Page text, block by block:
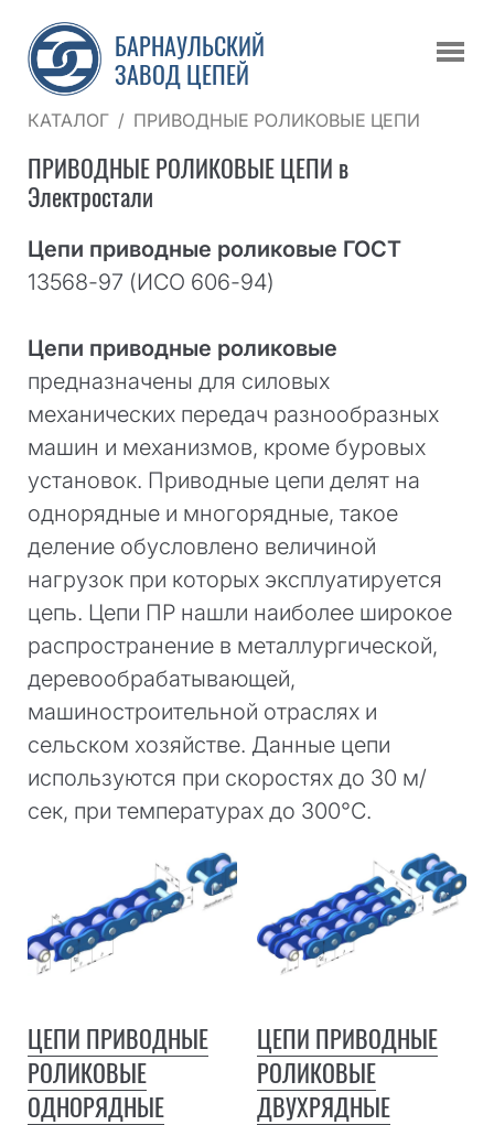
БАРНАУЛЬСКИЙ
ЗАВОД ЦЕПЕЙ
КАТАЛОГ / ПРИВОДНЫЕ РОЛИКОВЫЕ ЦЕПИ
ПРИВОДНЫЕ РОЛИКОВЫЕ ЦЕПИ в
Электростали
Цепи приводные роликовые ГОСТ
13568-97 (ИСО 606-94)
Цепи приводные роликовые
предназначены для силовых
механических передач разнообразных
машин и механизмов, кроме буровых
установок. Приводные цепи делят на
однорядные и многорядные, такое
деление обусловлено величиной
нагрузок при которых эксплуатируется
цепь. Цепи ПР нашли наиболее широкое
распространение в металлургической,
деревообрабатывающей,
машиностроительной отраслях и
сельском хозяйстве. Данные цепи
используются при скоростях до 30 м/
сек, при температурах до 300°С.
ЦЕПИ ПРИВОДНЫЕ
РОЛИКОВЫЕ
ОДНОРЯДНЫЕ
ЦЕПИ ПРИВОДНЫЕ
РОЛИКОВЫЕ
ДВУХРЯДНЫЕ